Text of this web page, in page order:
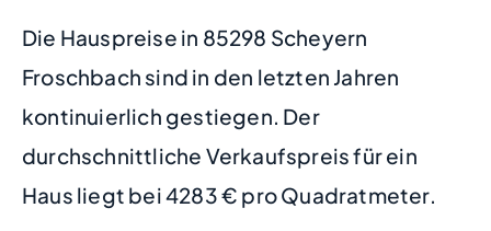
Die Hauspreise in 85298 Scheyern
Froschbach sind in den letzten Jahren
kontinuierlich gestiegen. Der
durchschnittliche Verkaufspreis für ein
Haus liegt bei 4283 € pro Quadratmeter.